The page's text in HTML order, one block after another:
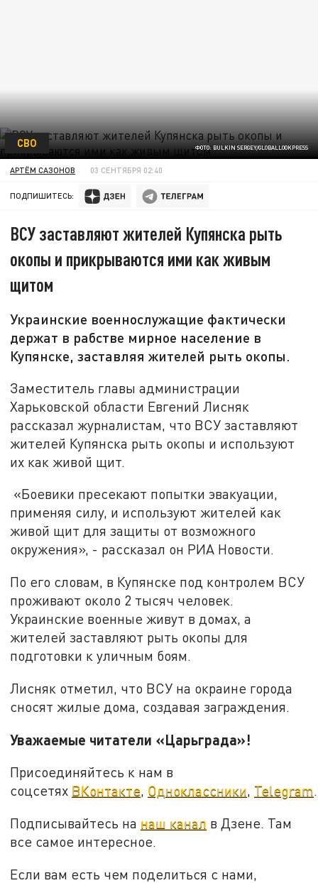
ФОТО: BULKIN SERGEY/GLOBALLOOKPRESS
СВО
АРТЁМ САЗОНОВ 03 СЕНТЯБРЯ 02:40
ПОДПИШИТЕСЬ:
ВСУ заставляют жителей Купянска рыть
окопы и прикрываются ими как живым
щитом
Украинские военнослужащие фактически
держат в рабстве мирное население в
Купянске, заставляя жителей рыть окопы.
Заместитель главы администрации
Харьковской области Евгений Лисняк
рассказал журналистам, что ВСУ заставляют
жителей Купянска рыть окопы и используют
их как живой щит.
«Боевики пресекают попытки эвакуации,
применяя силу, и используют жителей как
живой щит для защиты от возможного
окружения», - рассказал он РИА Новости.
По его словам, в Купянске под контролем ВСУ
проживают около 2 тысяч человек.
Украинские военные живут в домах, а
жителей заставляют рыть окопы для
подготовки к уличным боям.
Лисняк отметил, что ВСУ на окраине города
сносят жилые дома, создавая заграждения.
Уважаемые читатели «Царьграда»!
Присоединяйтесь к нам в
соцсетях ВКонтакте, Одноклассники, Telegram.
Подписывайтесь на наш канал в Дзене. Там
все самое интересное.
Если вам есть чем поделиться с нами,